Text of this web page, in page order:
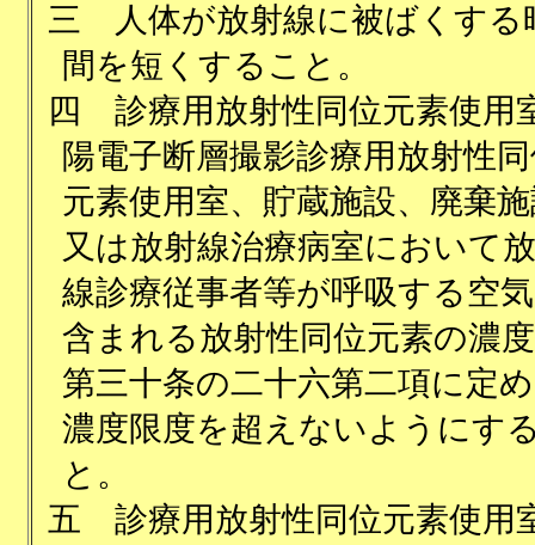
三
人体が放射線に被ばくする
間を短くすること。
四
診療用放射性同位元素使用
陽電子断層撮影診療用放射性
元素使用室、貯蔵施設、廃棄
又は放射線治療病室において
線診療従事者等が呼吸する空
含まれる放射性同位元素の濃
第三十条の二十六第二項に定
濃度限度を超えないようにす
と。
五
診療用放射性同位元素使用